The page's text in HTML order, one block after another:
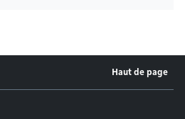
Haut de page